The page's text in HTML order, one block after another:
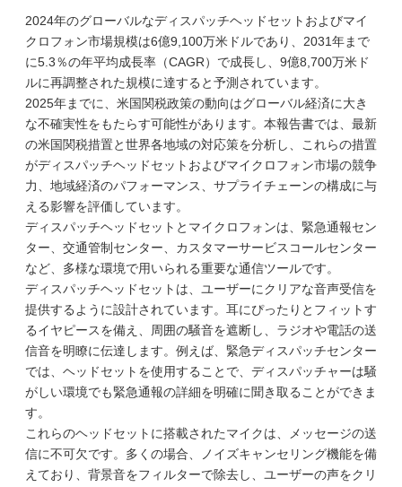
2024年のグローバルなディスパッチヘッドセットおよびマイ
クロフォン市場規模は6億9,100万米ドルであり、2031年まで
に5.3％の年平均成長率（CAGR）で成長し、9億8,700万米ド
ルに再調整された規模に達すると予測されています。
2025年までに、米国関税政策の動向はグローバル経済に大き
な不確実性をもたらす可能性があります。本報告書では、最新
の米国関税措置と世界各地域の対応策を分析し、これらの措置
がディスパッチヘッドセットおよびマイクロフォン市場の競争
力、地域経済のパフォーマンス、サプライチェーンの構成に与
える影響を評価しています。
ディスパッチヘッドセットとマイクロフォンは、緊急通報セン
ター、交通管制センター、カスタマーサービスコールセンター
など、多様な環境で用いられる重要な通信ツールです。
ディスパッチヘッドセットは、ユーザーにクリアな音声受信を
提供するように設計されています。耳にぴったりとフィットす
るイヤピースを備え、周囲の騒音を遮断し、ラジオや電話の送
信音を明瞭に伝達します。例えば、緊急ディスパッチセンター
では、ヘッドセットを使用することで、ディスパッチャーは騒
がしい環境でも緊急通報の詳細を明確に聞き取ることができま
す。
これらのヘッドセットに搭載されたマイクは、メッセージの送
信に不可欠です。多くの場合、ノイズキャンセリング機能を備
えており、背景音をフィルターで除去し、ユーザーの声をクリ